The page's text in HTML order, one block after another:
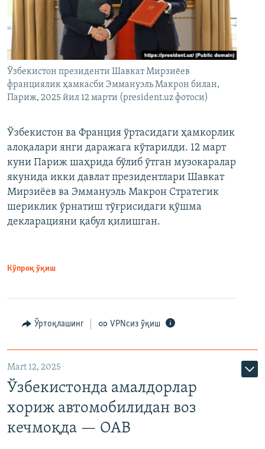
Ўзбекистон президенти Шавкат Мирзиёев
франциялик ҳамкасби Эммануэль Макрон билан,
Париж, 2025 йил 12 марти (president.uz фотоси)
Ўзбекистон ва Франция ўртасидаги ҳамкорлик
алоқалари янги даражага кўтарилди. 12 март
куни Париж шаҳрида бўлиб ўтган музокаралар
якунида икки давлат президентлари Шавкат
Мирзиёев ва Эммануэль Макрон Стратегик
шериклик ўрнатиш тўғрисидаги қўшма
декларацияни қабул қилишган.
Кўпроқ ўқиш
Ўртоқлашинг VPNсиз ўқиш
Mart 12, 2025
Ўзбекистонда амалдорлар
хориж автомобилидан воз
кечмоқда — ОАВ